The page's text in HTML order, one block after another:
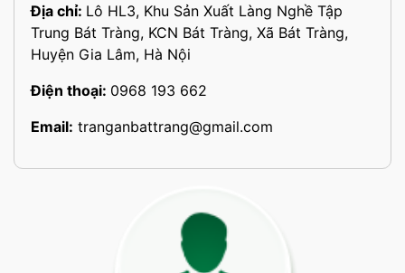
Địa chỉ: Lô HL3, Khu Sản Xuất Làng Nghề Tập
Trung Bát Tràng, KCN Bát Tràng, Xã Bát Tràng,
Huyện Gia Lâm, Hà Nội
Điện thoại: 0968 193 662
Email: tranganbattrang@gmail.com